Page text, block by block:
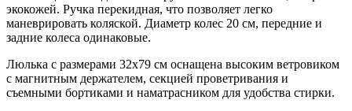
экокожей. Ручка перекидная, что позволяет легко
маневрировать коляской. Диаметр колес 20 см, передние и
задние колеса одинаковые.
Люлька с размерами 32х79 см оснащена высоким ветровиком
с магнитным держателем, секцией проветривания и
съемными бортиками и наматрасником для удобства стирки.